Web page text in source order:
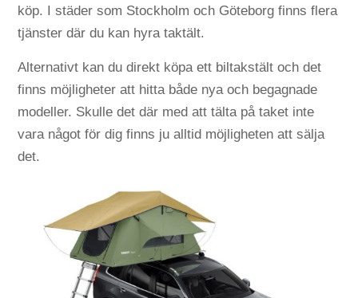
köp. I städer som Stockholm och Göteborg finns flera
tjänster där du kan hyra taktält.
Alternativt kan du direkt köpa ett biltakstält och det
finns möjligheter att hitta både nya och begagnade
modeller. Skulle det där med att tälta på taket inte
vara något för dig finns ju alltid möjligheten att sälja
det.